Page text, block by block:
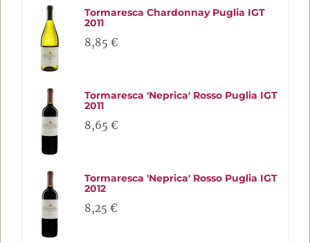
Tormaresca Chardonnay Puglia IGT
2011
8,85 €
Tormaresca 'Neprica' Rosso Puglia IGT
2011
8,65 €
Tormaresca 'Neprica' Rosso Puglia IGT
2012
8,25 €